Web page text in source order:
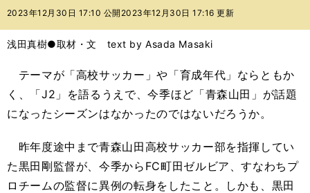
バ
2023年12月30日 17:10 公開 2023年12月30日 17:16 更新
浅田真樹●取材・文 text by Asada Masaki
テーマが「高校サッカー」や「育成年代」ならともか
く、「J2」を語るうえで、今季ほど「青森山田」が話題
になったシーズンはなかったのではないだろうか。
昨年度途中まで青森山田高校サッカー部を指揮してい
た黒田剛監督が、今季からFC町田ゼルビア、すなわちプ
ロチームの監督に異例の転身をしたこと。しかも、黒田